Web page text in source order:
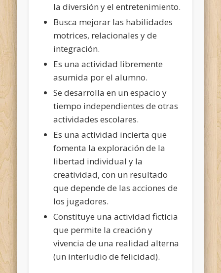
la diversión y el entretenimiento.
Busca mejorar las habilidades
motrices, relacionales y de
integración.
Es una actividad libremente
asumida por el alumno.
Se desarrolla en un espacio y
tiempo independientes de otras
actividades escolares.
Es una actividad incierta que
fomenta la exploración de la
libertad individual y la
creatividad, con un resultado
que depende de las acciones de
los jugadores.
Constituye una actividad ficticia
que permite la creación y
vivencia de una realidad alterna
(un interludio de felicidad).